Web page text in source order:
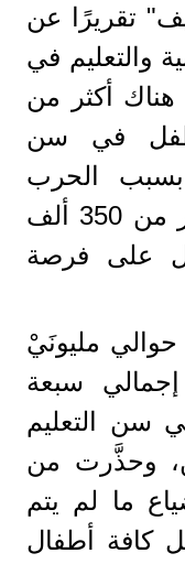
تقريرًا عن
والتعليم في
أكثر من
طفل في سن
بسبب الحرب
التي قالت إنها حرمت أكثر من 350 ألف
على فرصة
مليونَيْ
سبعة
في سن التعليم
وحذَّرت من
ما لم يتم
كافة أطفال